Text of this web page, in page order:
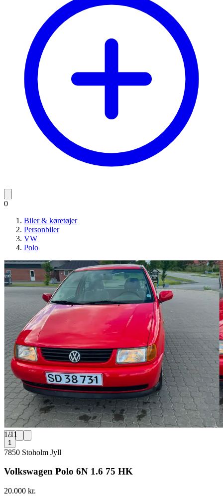
0
Biler & køretøjer
Personbiler
VW
Polo
1/11
1
7850 Stoholm Jyll
Volkswagen Polo 6N 1.6 75 HK
20.000 kr.